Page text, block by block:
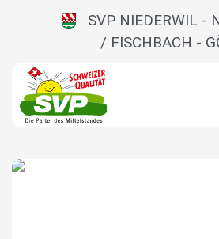
SVP NIEDERWIL -
/ FISCHBACH -